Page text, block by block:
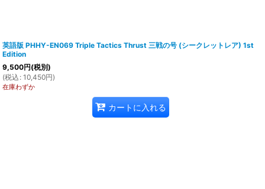
英語版 PHHY-EN069 Triple Tactics Thrust 三戦の号 (シークレットレア) 1st
Edition
9,500円(税別)
(税込 : 10,450円)
在庫わずか
カートに入れる